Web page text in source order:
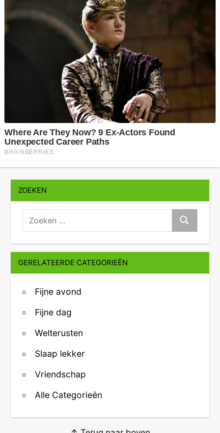
ZOEKEN
zoeken:
Zoeken
GERELATEERDE CATEGORIEËN
Fijne avond
Fijne dag
Welterusten
Slaap lekker
Vriendschap
Alle Categorieën